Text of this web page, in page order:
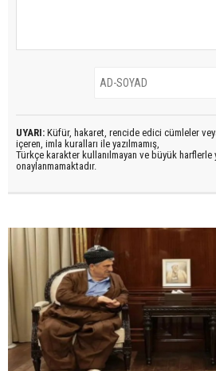
UYARI: Küfür, hakaret, rencide edici cümleler
içeren, imla kuralları ile yazılmamış,
Türkçe karakter kullanılmayan ve büyük harflerle
onaylanmamaktadır.